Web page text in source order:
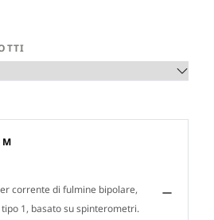
M
corrente di fulmine bipolare,
1, basato su spinterometri.